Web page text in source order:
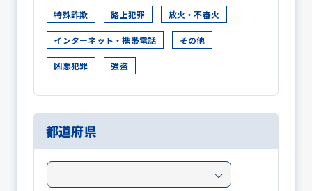
特殊詐欺 路上犯罪 放火・不審火
インターネット・携帯電話 その他
凶悪犯罪 強盗
都道府県